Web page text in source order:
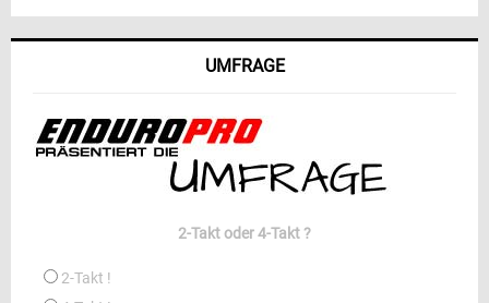
UMFRAGE
2-Takt oder 4-Takt ?
2-Takt !